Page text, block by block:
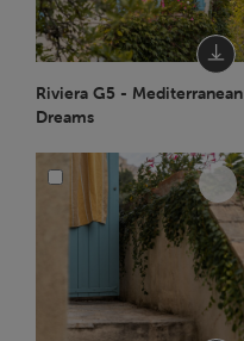
Riviera G5 - Mediterranean
Dreams